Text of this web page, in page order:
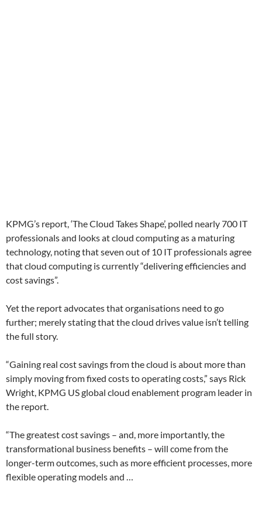
KPMG’s report, ‘The Cloud Takes Shape’, polled nearly 700 IT
professionals and looks at cloud computing as a maturing
technology, noting that seven out of 10 IT professionals agree
that cloud computing is currently “delivering efficiencies and
cost savings”.
Yet the report advocates that organisations need to go
further; merely stating that the cloud drives value isn’t telling
the full story.
“Gaining real cost savings from the cloud is about more than
simply moving from fixed costs to operating costs,” says Rick
Wright, KPMG US global cloud enablement program leader in
the report.
“The greatest cost savings – and, more importantly, the
transformational business benefits – will come from the
longer-term outcomes, such as more efficient processes, more
flexible operating models and …